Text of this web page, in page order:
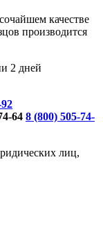
качестве
производится
64 8 (800) 505-74-
лиц,